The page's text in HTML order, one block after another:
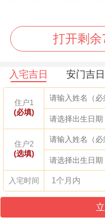
2026年5月6日（
此日宜结婚，祭祀
火、拆卸、装修、
等,是宜忌事项很全
2026年5月11日（
五）：此日宜嫁娶
光，出火、出行，
口、开市、交易，
徙，安床、安门等
打开剩
入宅吉日 安门吉日
住户1
(必填)
住户2
(选填)
入宅时间